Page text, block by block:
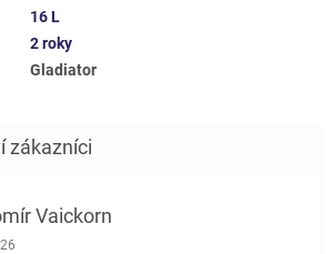
16 L
2 roky
Gladiator
Vaickorn
obchodu je 5 z 5 hvězdiček.